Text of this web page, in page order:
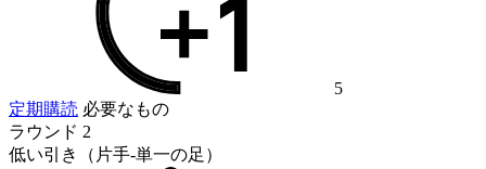
5
定期購読 必要なもの
ラウンド 2
低い引き（片手-単一の足）